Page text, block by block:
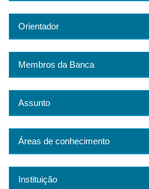
Orientador
Membros da Banca
Assunto
Áreas de conhecimento
Instituição